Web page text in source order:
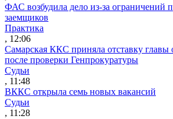
ФАС возбудила дело из-за ограничений
заемщиков
Практика
, 12:06
Самарская ККС приняла отставку главы
после проверки Генпрокуратуры
Судьи
, 11:48
ВККС открыла семь новых вакансий
Судьи
, 11:28